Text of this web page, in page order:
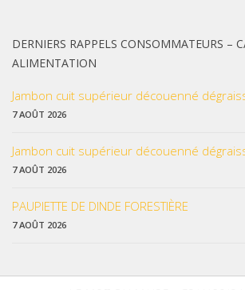
DERNIERS RAPPELS CONSOMMATEURS –
ALIMENTATION
Jambon cuit supérieur découenné
7 AOÛT 2026
Jambon cuit supérieur découenné
7 AOÛT 2026
PAUPIETTE DE DINDE FORESTIÈRE
7 AOÛT 2026